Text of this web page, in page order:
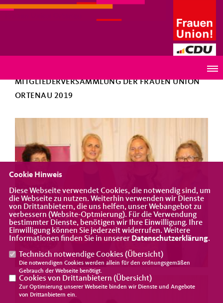
ZURÜCK
MITGLIEDERVERSAMMLUNG DER FRAUEN UNION
ORTENAU 2019
Cookie Hinweis
Diese Webseite verwendet Cookies, die notwendig sind, um
die Webseite zu nutzen. Weiterhin verwenden wir Dienste
von Drittanbietern, die uns helfen, unser Webangebot zu
verbessern (Website-Optmierung). Für die Verwendung
bestimmter Dienste, benötigen wir Ihre Einwilligung. Ihre
Einwilligung können Sie jederzeit widerrufen. Weitere
Informationen finden Sie in unserer Datenschutzerklärung.
Technisch notwendige Cookies (Übersicht)
Die notwendigen Cookies werden allein für den ordnungsgemäßen
Gebrauch der Webseite benötigt.
Cookies von Drittanbietern (Übersicht)
Zur Optimierung unserer Webseite binden wir Dienste und Angebote
von Drittanbietern ein.